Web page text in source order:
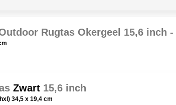
Rugtas Okergeel 15,6 inch -
Zwart 15,6 inch
34,5 x 19,4 cm